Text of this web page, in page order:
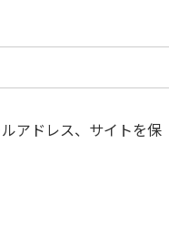
アドレス、サイトを保